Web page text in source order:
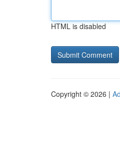
HTML is disabled
Copyright © 2026 |